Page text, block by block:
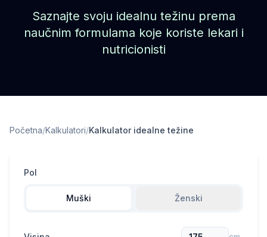
Saznajte svoju idealnu težinu prema
naučnim formulama koje koriste lekari i
nutricionisti
Početna/Kalkulatori/Kalkulator idealne težine
Pol
Muški Ženski